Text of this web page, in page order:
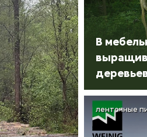
В
ленточные